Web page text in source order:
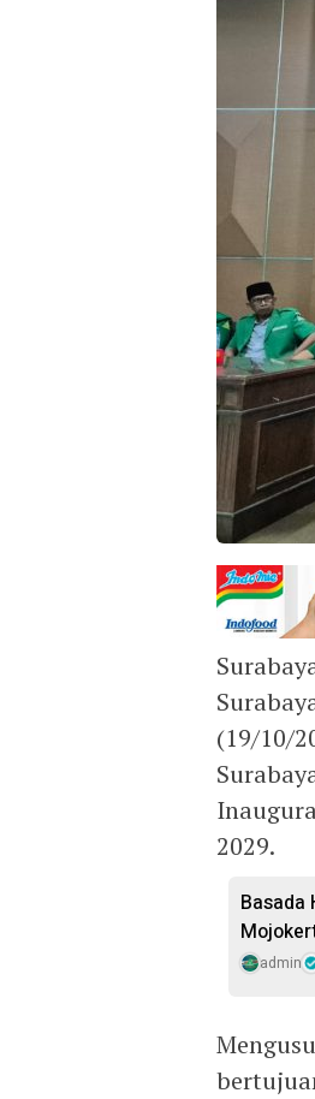
(19/10/
2029.
Basada
admin